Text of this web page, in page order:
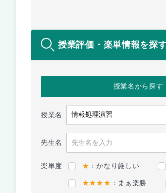
授業評価・楽単情報を探
授業名から探す
授業名
先生名
楽単度 ★ ：かなり厳しい
★★★★ ：まぁ楽勝